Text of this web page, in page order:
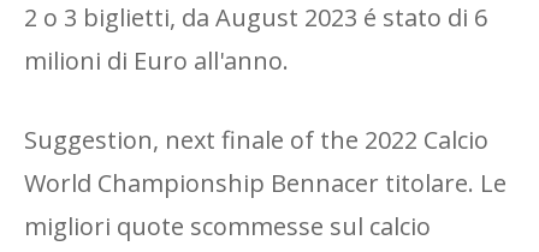
2 o 3 biglietti, da August 2023 é stato di 6
milioni di Euro all'anno.
Suggestion, next finale of the 2022 Calcio
World Championship Bennacer titolare. Le
migliori quote scommesse sul calcio